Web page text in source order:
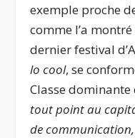
exemple proche
comme l’a
dernier festival
lo cool, se
Classe
tout point au
de